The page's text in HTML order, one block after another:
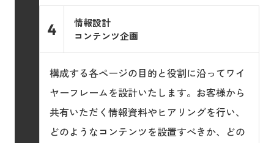
4
情報設計
コンテンツ企画
構成する各ページの目的と役割に沿ってワイ
ヤーフレームを設計いたします。お客様から
共有いただく情報資料やヒアリングを行い、
どのようなコンテンツを設置すべきか、どの